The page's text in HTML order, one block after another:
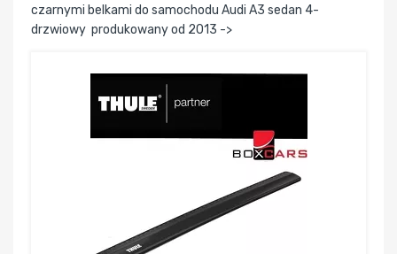
czarnymi belkami do samochodu Audi A3 sedan 4-
drzwiowy produkowany od 2013 ->